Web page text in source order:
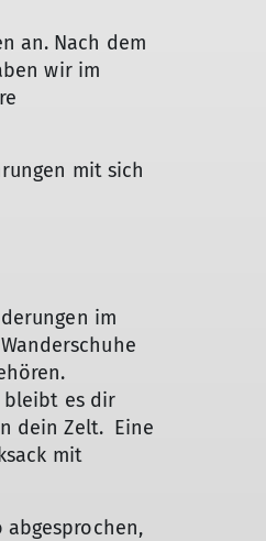
an. Nach dem
wir im
mit sich
im
bleibt es dir
dein Zelt. Eine
mit
abgesprochen,